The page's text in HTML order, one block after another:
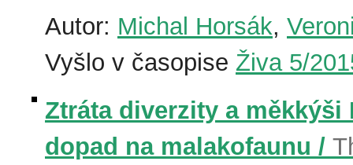
Autor: Michal Horsák,
Vyšlo v časopise Živa 5/
Ztráta diverzity a
dopad na malakofaunu /